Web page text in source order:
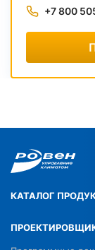
+7 800
КАТАЛОГ